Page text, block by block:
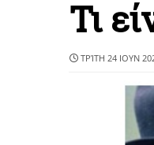
Τι
ΤΡΊΤΗ 24 ΙΟΥΝ